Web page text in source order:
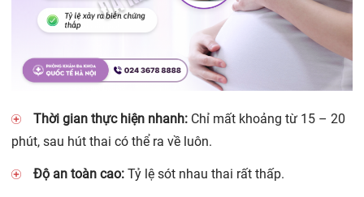
Thời gian thực hiện nhanh: Chỉ mất khoảng từ 15 – 20
phút, sau hút thai có thể ra về luôn.
Độ an toàn cao: Tỷ lệ sót nhau thai rất thấp.